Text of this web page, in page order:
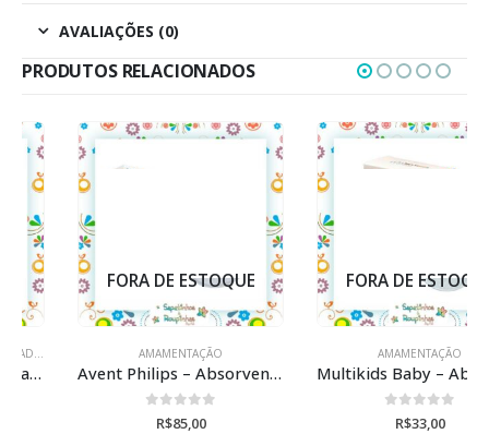
AVALIAÇÕES (0)
PRODUTOS RELACIONADOS
FORA DE ESTOQUE
AMAMENTAÇÃO
Avent Philips – Absorventes Laváveis para Seio c/ 6 UNIDADES
FORA DE ESTOQUE
AMAMENTAÇÃO
Multikids Baby – Absorvente lavável para seios 6 unidades